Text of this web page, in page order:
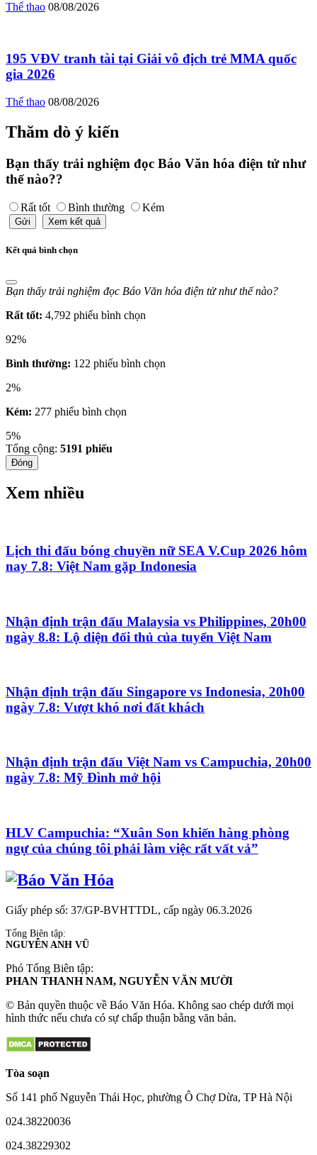
Thể thao 08/08/2026
195 VĐV tranh tài tại Giải vô địch trẻ MMA quốc
gia 2026
Thể thao 08/08/2026
Thăm dò ý kiến
Bạn thấy trải nghiệm đọc Báo Văn hóa điện tử như
thế nào??
Rất tốt Bình thường Kém
Gửi Xem kết quả
Kết quả bình chọn
Bạn thấy trải nghiệm đọc Báo Văn hóa điện tử như thế nào?
Rất tốt: 4,792 phiếu bình chọn
92%
Bình thường: 122 phiếu bình chọn
2%
Kém: 277 phiếu bình chọn
5%
Tổng cộng: 5191 phiếu
Đóng
Xem nhiều
Lịch thi đấu bóng chuyền nữ SEA V.Cup 2026 hôm
nay 7.8: Việt Nam gặp Indonesia
Nhận định trận đấu Malaysia vs Philippines, 20h00
ngày 8.8: Lộ diện đối thủ của tuyển Việt Nam
Nhận định trận đấu Singapore vs Indonesia, 20h00
ngày 7.8: Vượt khó nơi đất khách
Nhận định trận đấu Việt Nam vs Campuchia, 20h00
ngày 7.8: Mỹ Đình mở hội
HLV Campuchia: “Xuân Son khiến hàng phòng
ngự của chúng tôi phải làm việc rất vất vả”
Giấy phép số: 37/GP-BVHTTDL, cấp ngày 06.3.2026
Tổng Biên tập:
NGUYỄN ANH VŨ
Phó Tổng Biên tập:
PHAN THANH NAM, NGUYỄN VĂN MƯỜI
© Bản quyền thuộc về Báo Văn Hóa. Không sao chép dưới mọi
hình thức nếu chưa có sự chấp thuận bằng văn bản.
Tòa soạn
Số 141 phố Nguyễn Thái Học, phường Ô Chợ Dừa, TP Hà Nội
024.38220036
024.38229302